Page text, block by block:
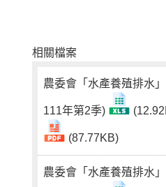
相關檔案
農委會「水產養殖排水
111年第2季)
(87.77KB)
農委會「水產養殖排水